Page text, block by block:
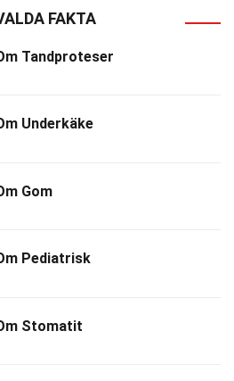
FAKTA
Tandproteser
Underkäke
Gom
Pediatrisk
Stomatit